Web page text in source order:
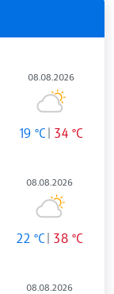
08.08.2026
19 °C 34 °C
08.08.2026
22 °C 38 °C
08.08.2026